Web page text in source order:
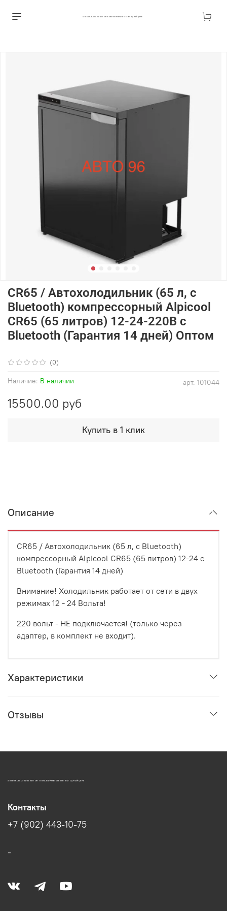
АВТОАКСЕССУАРЫ ОПТОМ В ЕКАТЕРИНБУРГЕ ПО ВЫГОДНОЙ ЦЕНЕ
(0)
арт. 101044
Наличие: В наличии
CR65 / Автохолодильник (65 л, с
Bluetooth) компрессорный Alpicool
CR65 (65 литров) 12-24-220В с
Bluetooth (Гарантия 14 дней) Оптом
15500.00 руб
Купить в 1 клик
Описание
CR65 / Автохолодильник (65 л, с Bluetooth)
компрессорный Alpicool CR65 (65 литров) 12-24 с
Bluetooth (Гарантия 14 дней)
Внимание! Холодильник работает от сети в двух
режимах 12 - 24 Вольта!
220 вольт - НЕ подключается! (только через
адаптер, в комплект не входит).
Характеристики
Отзывы
АВТОАКСЕССУАРЫ ОПТОМ В ЕКАТЕРИНБУРГЕ ПО ВЫГОДНОЙ ЦЕНЕ
Контакты
+7 (902) 443-10-75
-